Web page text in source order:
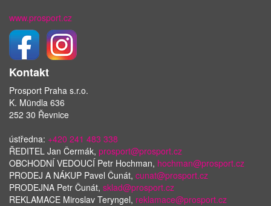
www.prosport.cz
Kontakt
Prosport Praha s.r.o.
K. Mündla 636
252 30 Řevnice
ústředna: +420 241 483 338
ŘEDITEL Jan Čermák, prosport@prosport.cz
OBCHODNÍ VEDOUCÍ Petr Hochman, hochman@prosport.cz
PRODEJ A NÁKUP Pavel Čunát, cunat@prosport.cz
PRODEJNA Petr Čunát, sklad@prosport.cz
REKLAMACE Miroslav Teryngel, reklamace@prosport.cz